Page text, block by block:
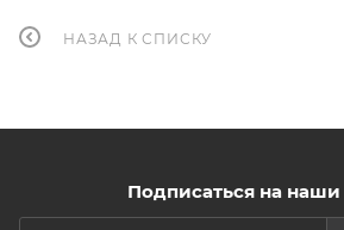
НАЗАД К СПИСКУ
Подписаться на наши